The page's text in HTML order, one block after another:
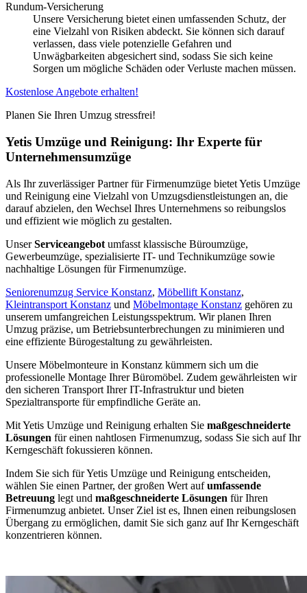
Rundum-Versicherung
Unsere Versicherung bietet einen umfassenden Schutz, der
eine Vielzahl von Risiken abdeckt. Sie können sich darauf
verlassen, dass viele potenzielle Gefahren und
Unwägbarkeiten abgesichert sind, sodass Sie sich keine
Sorgen um mögliche Schäden oder Verluste machen müssen.
Kostenlose Angebote erhalten!
Planen Sie Ihren Umzug stressfrei!
Yetis Umzüge und Reinigung: Ihr Experte für
Unternehmensumzüge
Als Ihr zuverlässiger Partner für Firmenumzüge bietet Yetis Umzüge
und Reinigung eine Vielzahl von Umzugsdienstleistungen an, die
darauf abzielen, den Wechsel Ihres Unternehmens so reibungslos
und effizient wie möglich zu gestalten.
UnserServiceangebot umfasst klassische Büroumzüge,
Gewerbeumzüge, spezialisierte IT- und Technikumzüge sowie
nachhaltige Lösungen für Firmenumzüge.
Seniorenumzug Service Konstanz, Möbellift Konstanz,
Kleintransport Konstanz und Möbelmontage Konstanz gehören zu
unserem umfangreichen Leistungsspektrum. Wir planen Ihren
Umzug präzise, um Betriebsunterbrechungen zu minimieren und
eine effiziente Bürogestaltung zu gewährleisten.
Unsere Möbelmonteure in Konstanz kümmern sich um die
professionelle Montage Ihrer Büromöbel. Zudem gewährleisten wir
den sicheren Transport Ihrer IT-Infrastruktur und bieten
Spezialtransporte für empfindliche Geräte an.
Mit Yetis Umzüge und Reinigung erhalten Sie maßgeschneiderte
Lösungen für einen nahtlosen Firmenumzug, sodass Sie sich auf Ihr
Kerngeschäft fokussieren können.
Indem Sie sich für Yetis Umzüge und Reinigung entscheiden,
wählen Sie einen Partner, der großen Wert aufumfassende
Betreuung legt und maßgeschneiderte Lösungen für Ihren
Firmenumzug anbietet. Unser Ziel ist es, Ihnen einen reibungslosen
Übergang zu ermöglichen, damit Sie sich ganz auf Ihr Kerngeschäft
konzentrieren können.